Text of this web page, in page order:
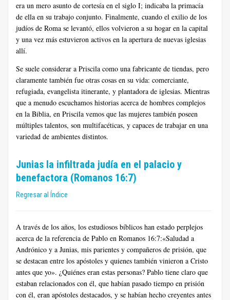
era un mero asunto de cortesía en el siglo I; indicaba la primacía
de ella en su trabajo conjunto. Finalmente, cuando el exilio de los
judíos de Roma se levantó, ellos volvieron a su hogar en la capital
y una vez más estuvieron activos en la apertura de nuevas iglesias
allí.
Se suele considerar a Priscila como una fabricante de tiendas, pero
claramente también fue otras cosas en su vida: comerciante,
refugiada, evangelista itinerante, y plantadora de iglesias. Mientras
que a menudo escuchamos historias acerca de hombres complejos
en la Biblia, en Priscila vemos que las mujeres también poseen
múltiples talentos, son multifacéticas, y capaces de trabajar en una
variedad de ambientes distintos.
Junias la infiltrada judía en el palacio y
benefactora (Romanos 16:7)
Regresar al Índice
A través de los años, los estudiosos bíblicos han estado perplejos
acerca de la referencia de Pablo en Romanos 16:7:«Saludad a
Andrónico y a Junias, mis parientes y compañeros de prisión, que
se destacan entre los apóstoles y quienes también vinieron a Cristo
antes que yo». ¿Quiénes eran estas personas? Pablo tiene claro que
estaban relacionados con él, que habían pasado tiempo en prisión
con él, eran apóstoles destacados, y se habían hecho creyentes antes